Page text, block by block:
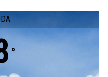
°